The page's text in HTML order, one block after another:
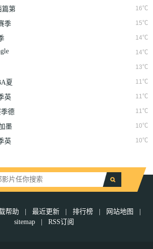
体育
16℃
篇第
15℃
季
14℃
14℃
13℃
11℃
夏
马刺
11℃
英
西
11℃
季德
黑
10℃
墨
赛
10℃
英
帮助 最近更新 排行榜 网站地图
sitemap
RSS订阅